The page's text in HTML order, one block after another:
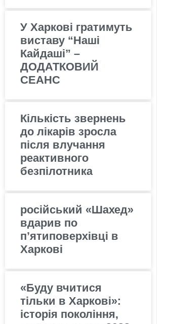
У Харкові гратимуть
виставу “Наші
Кайдаші” –
ДОДАТКОВИЙ
СЕАНС
Кількість звернень
до лікарів зросла
після влучання
реактивного
безпілотника
російський «Шахед»
вдарив по
п’ятиповерхівці в
Харкові
«Буду вчитися
тільки в Харкові»:
історія покоління,